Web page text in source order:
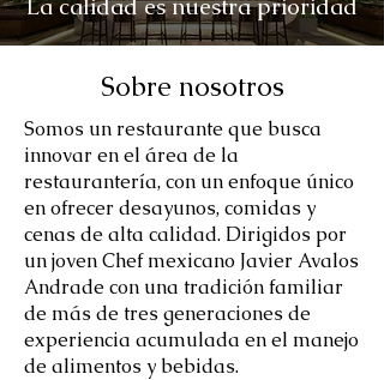
La calidad es nuestra prioridad
Sobre nosotros
Somos un restaurante que busca
innovar en el área de la
restaurantería, con un enfoque único
en ofrecer desayunos, comidas y
cenas de alta calidad. Dirigidos por
un joven Chef mexicano Javier Avalos
Andrade con una tradición familiar
de más de tres generaciones de
experiencia acumulada en el manejo
de alimentos y bebidas.